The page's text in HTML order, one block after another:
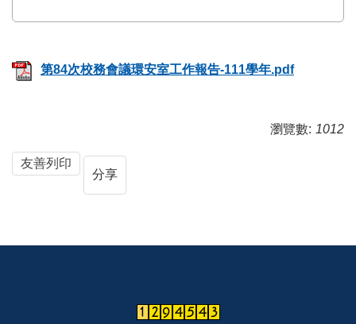
第84次校務會議環安室工作報告-111學年.pdf
瀏覽數: 1012
友善列印
分享